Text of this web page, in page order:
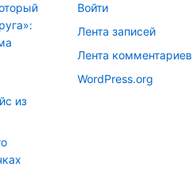
из
Войти
Лента записей
Лента комментариев
WordPress.org